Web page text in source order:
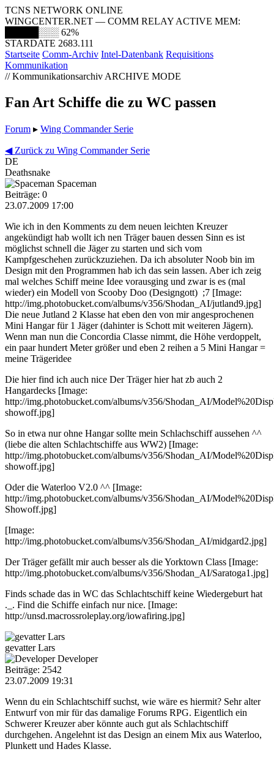
TCNS NETWORK ONLINE
WINGCENTER.NET — COMM RELAY ACTIVE MEM:
█████░░░ 62%
STARDATE 2683.111
Startseite Comm-Archiv Intel-Datenbank Requisitions
Kommunikation
// Kommunikationsarchiv ARCHIVE MODE
Fan Art Schiffe die zu WC passen
Forum ▸ Wing Commander Serie
◀ Zurück zu Wing Commander Serie
DE
Deathsnake
Spaceman
Beiträge: 0
23.07.2009 17:00
Wie ich in den Komments zu dem neuen leichten Kreuzer
angekündigt hab wollt ich nen Träger bauen dessen Sinn es ist
möglichst schnell die Jäger zu starten und sich vom
Kampfgeschehen zurückzuziehen. Da ich absoluter Noob bin im
Design mit den Programmen hab ich das sein lassen. Aber ich zeig
mal welches Schiff meine Idee vorausging und zwar is es (mal
wieder) ein Modell von Scooby Doo (Designgott) ;7 [Image:
http://img.photobucket.com/albums/v356/Shodan_AI/jutland9.jpg]
Die neue Jutland 2 Klasse hat eben den von mir angesprochenen
Mini Hangar für 1 Jäger (dahinter is Schott mit weiteren Jägern).
Wenn man nun die Concordia Classe nimmt, die Höhe verdoppelt,
ein paar hundert Meter größer und eben 2 reihen a 5 Mini Hangar =
meine Trägeridee
Die hier find ich auch nice Der Träger hier hat zb auch 2
Hangardecks [Image:
http://img.photobucket.com/albums/v356/Shodan_AI/
showoff.jpg]
So in etwa nur ohne Hangar sollte mein Schlachschiff aussehen ^^
(liebe die alten Schlachtschiffe aus WW2) [Image:
http://img.photobucket.com/albums/v356/Shodan_AI/
showoff.jpg]
Oder die Waterloo V2.0 ^^ [Image:
http://img.photobucket.com/albums/v356/Shodan_AI/
Showoff.jpg]
[Image:
http://img.photobucket.com/albums/v356/Shodan_AI/midgard2.jpg]
Der Träger gefällt mir auch besser als die Yorktown Class [Image:
http://img.photobucket.com/albums/v356/Shodan_AI/Saratoga1.jpg]
Finds schade das in WC das Schlachtschiff keine Wiedergeburt hat
._. Find die Schiffe einfach nur nice. [Image:
http://unsd.macrossroleplay.org/iowafiring.jpg]
gevatter Lars
Developer
Beiträge: 2542
23.07.2009 19:31
Wenn du ein Schlachtschiff suchst, wie wäre es hiermit? Sehr alter
Entwurf von mir für das damalige Forums RPG. Eigentlich ein
Schwerer Kreuzer aber könnte auch gut als Schlachtschiff
durchgehen. Angelehnt ist das Design an einem Mix aus Waterloo,
Plunkett und Hades Klasse.